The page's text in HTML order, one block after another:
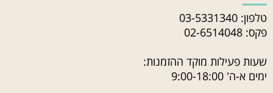
טלפון: 03-5331340
פקס: 02-6514048
שעות פעילות מוקד ההזמנות:
ימים א-ה' 9:00-18:00